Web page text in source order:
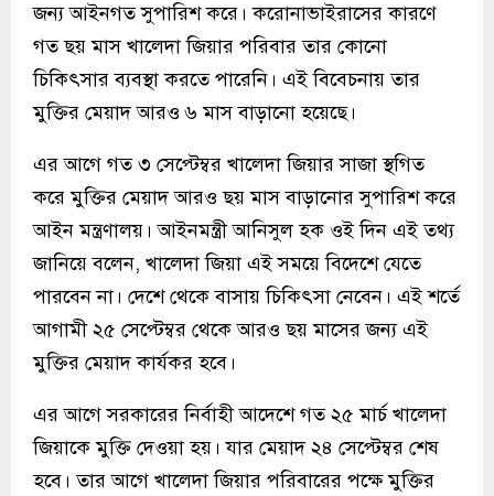
জন্য আইনগত সুপারিশ করে। করোনাভাইরাসের কারণে
গত ছয় মাস খালেদা জিয়ার পরিবার তার কোনো
চিকিৎসার ব্যবস্থা করতে পারেনি। এই বিবেচনায় তার
মুক্তির মেয়াদ আরও ৬ মাস বাড়ানো হয়েছে।
এর আগে গত ৩ সেপ্টেম্বর খালেদা জিয়ার সাজা স্থগিত
করে মুক্তির মেয়াদ আরও ছয় মাস বাড়ানোর সুপারিশ করে
আইন মন্ত্রণালয়। আইনমন্ত্রী আনিসুল হক ওই দিন এই তথ্য
জানিয়ে বলেন, খালেদা জিয়া এই সময়ে বিদেশে যেতে
পারবেন না। দেশে থেকে বাসায় চিকিৎসা নেবেন। এই শর্তে
আগামী ২৫ সেপ্টেম্বর থেকে আরও ছয় মাসের জন্য এই
মুক্তির মেয়াদ কার্যকর হবে।
এর আগে সরকারের নির্বাহী আদেশে গত ২৫ মার্চ খালেদা
জিয়াকে মুক্তি দেওয়া হয়। যার মেয়াদ ২৪ সেপ্টেম্বর শেষ
হবে। তার আগে খালেদা জিয়ার পরিবারের পক্ষে মুক্তির